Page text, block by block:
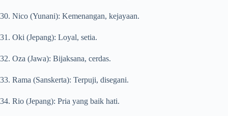
30. Nico (Yunani): Kemenangan, kejayaan.
31. Oki (Jepang): Loyal, setia.
32. Oza (Jawa): Bijaksana, cerdas.
33. Rama (Sanskerta): Terpuji, disegani.
34. Rio (Jepang): Pria yang baik hati.